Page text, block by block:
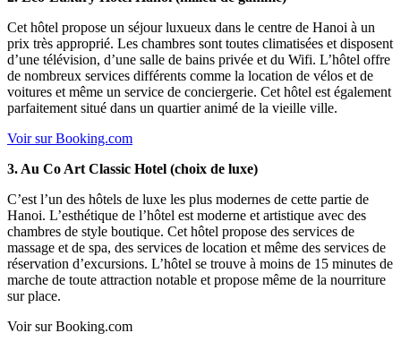
Cet hôtel propose un séjour luxueux dans le centre de Hanoi à un
prix très approprié. Les chambres sont toutes climatisées et disposent
d’une télévision, d’une salle de bains privée et du Wifi. L’hôtel offre
de nombreux services différents comme la location de vélos et de
voitures et même un service de conciergerie. Cet hôtel est également
parfaitement situé dans un quartier animé de la vieille ville.
Voir sur Booking.com
3. Au Co Art Classic Hotel (choix de luxe)
C’est l’un des hôtels de luxe les plus modernes de cette partie de
Hanoi. L’esthétique de l’hôtel est moderne et artistique avec des
chambres de style boutique. Cet hôtel propose des services de
massage et de spa, des services de location et même des services de
réservation d’excursions. L’hôtel se trouve à moins de 15 minutes de
marche de toute attraction notable et propose même de la nourriture
sur place.
Voir sur Booking.com